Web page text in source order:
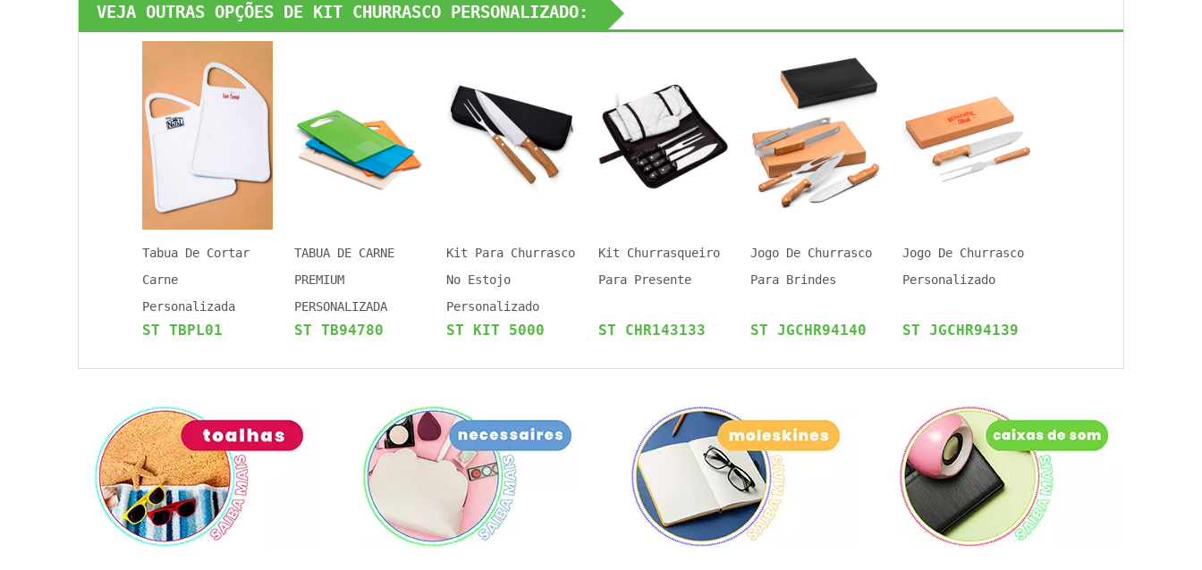
VEJA OUTRAS OPÇÕES DE KIT CHURRASCO PERSONALIZADO:
Tabua De Cortar
Carne
Personalizada
ST TBPL01
TABUA DE CARNE
PREMIUM
PERSONALIZADA
ST TB94780
Kit Para Churrasco
No Estojo
Personalizado
ST KIT 5000
Kit Churrasqueiro
Para Presente
ST CHR143133
Jogo De Churrasco
Para Brindes
ST JGCHR94140
Jogo De Churrasco
Personalizado
ST JGCHR94139